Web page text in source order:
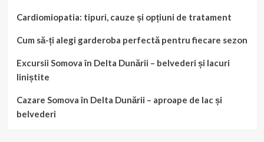
Cardiomiopatia: tipuri, cauze și opțiuni de tratament
Cum să-ți alegi garderoba perfectă pentru fiecare sezon
Excursii Somova în Delta Dunării – belvederi și lacuri
liniștite
Cazare Somova în Delta Dunării – aproape de lac și
belvederi